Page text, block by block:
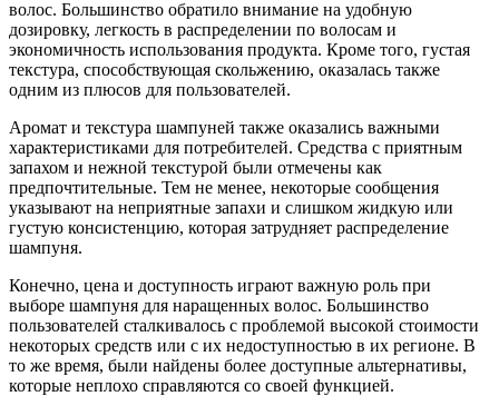
волос. Большинство обратило внимание на удобную
дозировку, легкость в распределении по волосам и
экономичность использования продукта. Кроме того, густая
текстура, способствующая скольжению, оказалась также
одним из плюсов для пользователей.
Аромат и текстура шампуней также оказались важными
характеристиками для потребителей. Средства с приятным
запахом и нежной текстурой были отмечены как
предпочтительные. Тем не менее, некоторые сообщения
указывают на неприятные запахи и слишком жидкую или
густую консистенцию, которая затрудняет распределение
шампуня.
Конечно, цена и доступность играют важную роль при
выборе шампуня для наращенных волос. Большинство
пользователей сталкивалось с проблемой высокой стоимости
некоторых средств или с их недоступностью в их регионе. В
то же время, были найдены более доступные альтернативы,
которые неплохо справляются со своей функцией.